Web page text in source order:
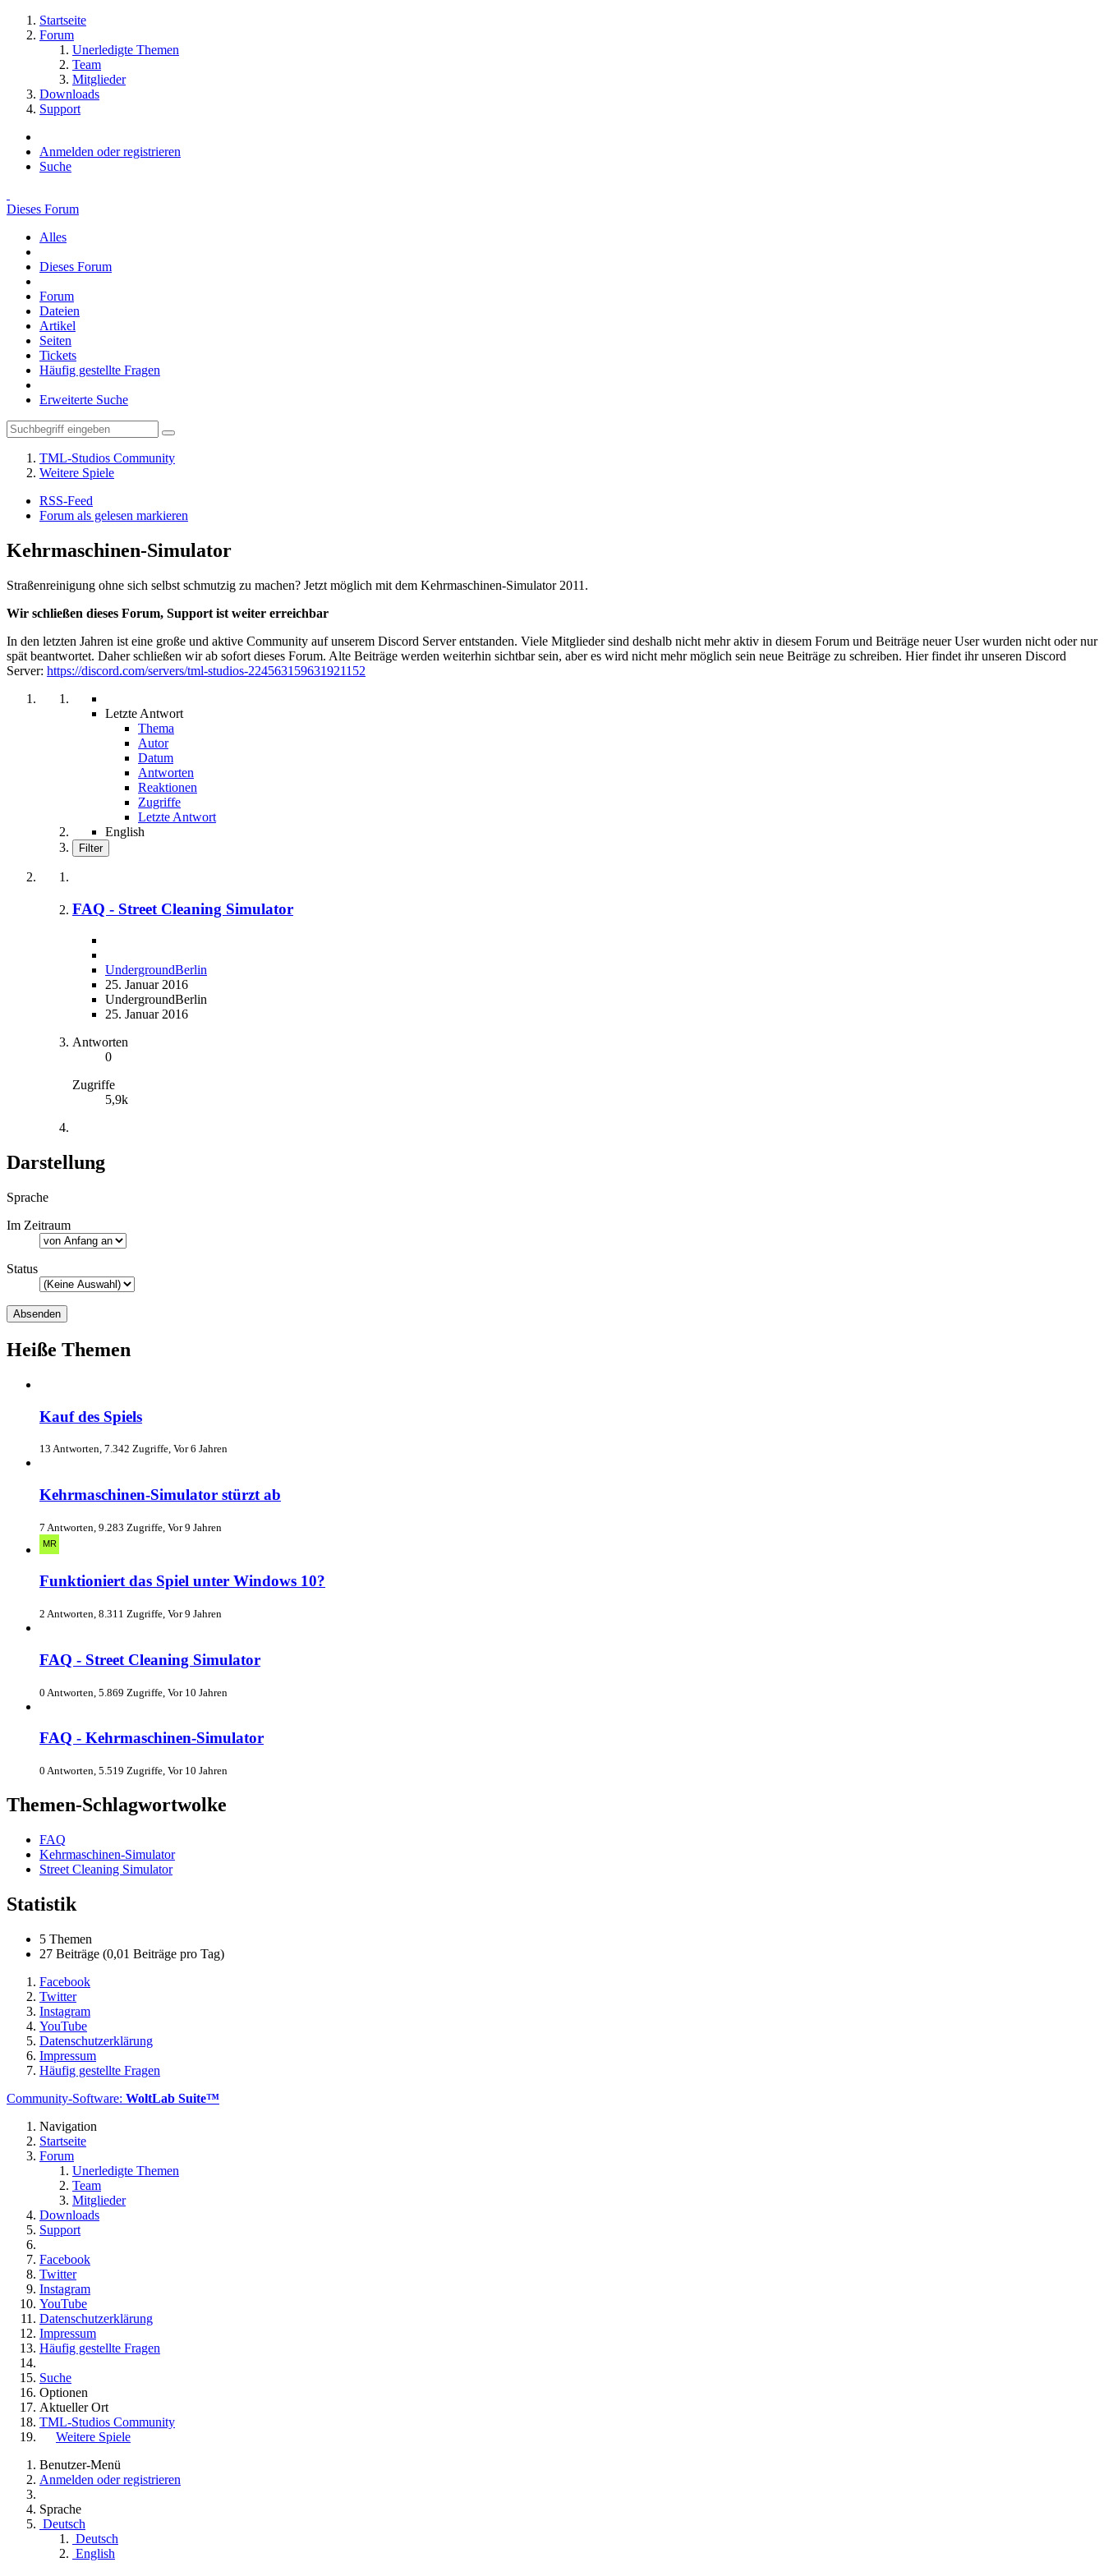
Startseite
Forum
Unerledigte Themen
Team
Mitglieder
Downloads
Support
Anmelden oder registrieren
Suche
Dieses Forum
Alles
Dieses Forum
Forum
Dateien
Artikel
Seiten
Tickets
Häufig gestellte Fragen
Erweiterte Suche
TML-Studios Community
Weitere Spiele
RSS-Feed
Forum als gelesen markieren
Kehrmaschinen-Simulator
Straßenreinigung ohne sich selbst schmutzig zu machen? Jetzt möglich mit dem Kehrmaschinen-Simulator 2011.
Wir schließen dieses Forum, Support ist weiter erreichbar
In den letzten Jahren ist eine große und aktive Community auf unserem Discord Server entstanden. Viele Mitglieder sind deshalb nicht mehr aktiv in diesem Forum und Beiträge neuer User wurden nicht oder nur
spät beantwortet. Daher schließen wir ab sofort dieses Forum. Alte Beiträge werden weiterhin sichtbar sein, aber es wird nicht mehr möglich sein neue Beiträge zu schreiben. Hier findet ihr unseren Discord
Server: https://discord.com/servers/tml-studios-224563159631921152
Letzte Antwort
Thema
Autor
Datum
Antworten
Reaktionen
Zugriffe
Letzte Antwort
English
Filter
FAQ - Street Cleaning Simulator
UndergroundBerlin
25. Januar 2016
UndergroundBerlin
25. Januar 2016
Antworten
0
Zugriffe
5,9k
Darstellung
Sprache
Im Zeitraum
Status
Heiße Themen
Kauf des Spiels
13 Antworten, 7.342 Zugriffe, Vor 6 Jahren
Kehrmaschinen-Simulator stürzt ab
7 Antworten, 9.283 Zugriffe, Vor 9 Jahren
Funktioniert das Spiel unter Windows 10?
2 Antworten, 8.311 Zugriffe, Vor 9 Jahren
FAQ - Street Cleaning Simulator
0 Antworten, 5.869 Zugriffe, Vor 10 Jahren
FAQ - Kehrmaschinen-Simulator
0 Antworten, 5.519 Zugriffe, Vor 10 Jahren
Themen-Schlagwortwolke
FAQ
Kehrmaschinen-Simulator
Street Cleaning Simulator
Statistik
5 Themen
27 Beiträge (0,01 Beiträge pro Tag)
Facebook
Twitter
Instagram
YouTube
Datenschutzerklärung
Impressum
Häufig gestellte Fragen
Community-Software: WoltLab Suite™
Navigation
Startseite
Forum
Unerledigte Themen
Team
Mitglieder
Downloads
Support
Facebook
Twitter
Instagram
YouTube
Datenschutzerklärung
Impressum
Häufig gestellte Fragen
Suche
Optionen
Aktueller Ort
TML-Studios Community
Weitere Spiele
Benutzer-Menü
Anmelden oder registrieren
Sprache
Deutsch
Deutsch
English